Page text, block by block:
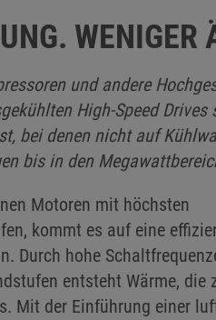
und andere
High-Speed
bei denen nicht auf
bis in den
Motoren mit höchsten
kommt es auf eine
Durch hohe
entsteht Wärme, die
Mit der Einführung einer